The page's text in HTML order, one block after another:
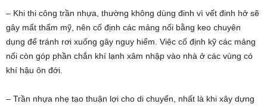
– Khi thi công trần nhựa, thường không dùng đinh vì vết đinh hở sẽ
gây mất thẩm mỹ, nên cố định các mảng nối bằng keo chuyên
dụng để tránh rơi xuống gây nguy hiểm. Việc cố định kỹ các mảng
nối còn góp phần chắn khí lạnh xâm nhập vào nhà ở các vùng có
khí hậu ôn đới.
– Trần nhựa nhẹ tạo thuận lợi cho di chuyển, nhất là khi xây dựng